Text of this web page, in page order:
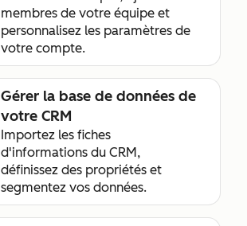
membres de votre équipe et
personnalisez les paramètres de
votre compte.
Gérer la base de données de
votre CRM
Importez les fiches
d'informations du CRM,
définissez des propriétés et
segmentez vos données.